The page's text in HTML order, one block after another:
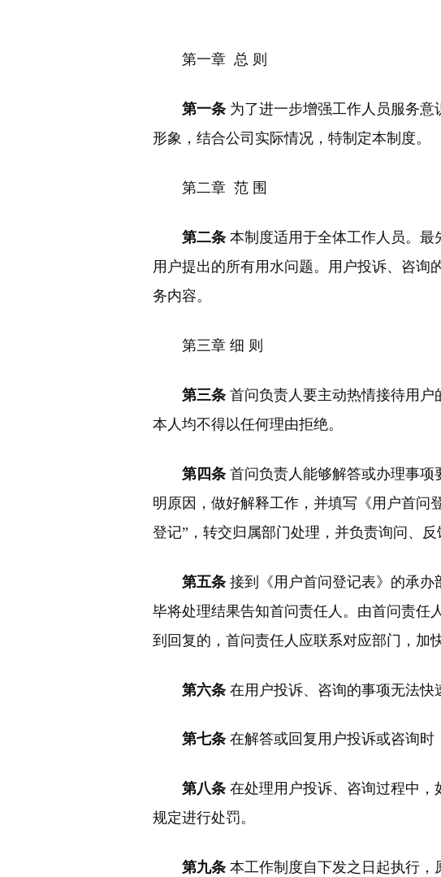
第一章 总 则
第一条 为了进一步增强工作人员服务
形象，结合公司实际情况，特制定本制度。
第二章 范 围
第二条 本制度适用于全体工作人员。
用户提出的所有用水问题。用户投诉、咨询
务内容。
第三章 细 则
第三条 首问负责人要主动热情接待用
本人均不得以任何理由拒绝。
第四条 首问负责人能够解答或办理事
明原因，做好解释工作，并填写《用户首问
登记”，转交归属部门处理，并负责询问、反
第五条 接到《用户首问登记表》的承
毕将处理结果告知首问责任人。由首问责任
到回复的，首问责任人应联系对应部门，加
第六条 在用户投诉、咨询的事项无法快
第七条 在解答或回复用户投诉或咨询时
第八条 在处理用户投诉、咨询过程中
规定进行处罚。
第九条 本工作制度自下发之日起执行，